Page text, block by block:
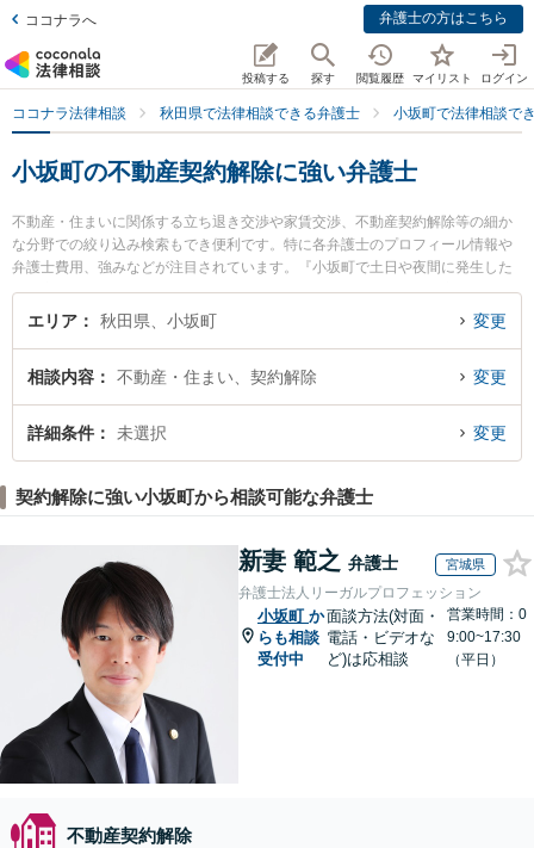
ココナラへ 弁護士の方はこちら
投稿する 探す 閲覧履歴 マイリスト ログイン
ココナラ法律相談 秋田県で法律相談できる弁護士 小坂町で法律相談で
小坂町の不動産契約解除に強い弁護士
不動産・住まいに関係する立ち退き交渉や家賃交渉、不動産契約解除等の細か
な分野での絞り込み検索もでき便利です。特に各弁護士のプロフィール情報や
弁護士費用、強みなどが注目されています。『小坂町で土日や夜間に発生した
不動産契約解除のトラブルを今すぐに弁護士に相談したい』『不動産契約解除
のトラブル解決の実績豊富な近くの弁護士を検索したい』『初回相談無料で不
エリア 秋田県、小坂町 変更
相談内容 不動産・住まい、契約解除 変更
詳細条件 未選択 変更
契約解除に強い小坂町から相談可能な弁護士
新妻 範之 弁護士 宮城県
弁護士法人リーガルプロフェッション
小坂町 か
らも相談
受付中
面談方法(対面・
電話・ビデオな
ど)は応相談
営業時間：0
9:00~17:30
（平日）
不動産契約解除